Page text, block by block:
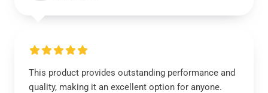
This product provides outstanding performance and
quality, making it an excellent option for anyone.